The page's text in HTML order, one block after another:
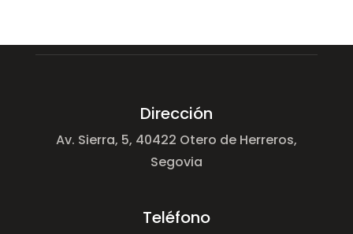
Dirección
Av. Sierra, 5, 40422 Otero de Herreros,
Segovia
Teléfono